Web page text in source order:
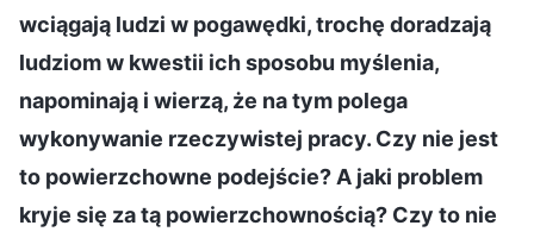
wciągają ludzi w pogawędki, trochę doradzają
ludziom w kwestii ich sposobu myślenia,
napominają i wierzą, że na tym polega
wykonywanie rzeczywistej pracy. Czy nie jest
to powierzchowne podejście? A jaki problem
kryje się za tą powierzchownością? Czy to nie